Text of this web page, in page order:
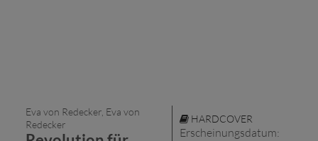
Eva von Redecker, Eva von
Redecker
HARDCOVER
Erscheinungsdatum: